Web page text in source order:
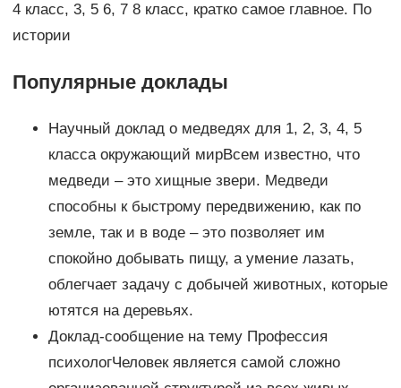
4 класс, 3, 5 6, 7 8 класс, кратко самое главное. По
истории
Популярные доклады
Научный доклад о медведях для 1, 2, 3, 4, 5
класса окружающий мирВсем известно, что
медведи – это хищные звери. Медведи
способны к быстрому передвижению, как по
земле, так и в воде – это позволяет им
спокойно добывать пищу, а умение лазать,
облегчает задачу с добычей животных, которые
ютятся на деревьях.
Доклад-сообщение на тему Профессия
психологЧеловек является самой сложно